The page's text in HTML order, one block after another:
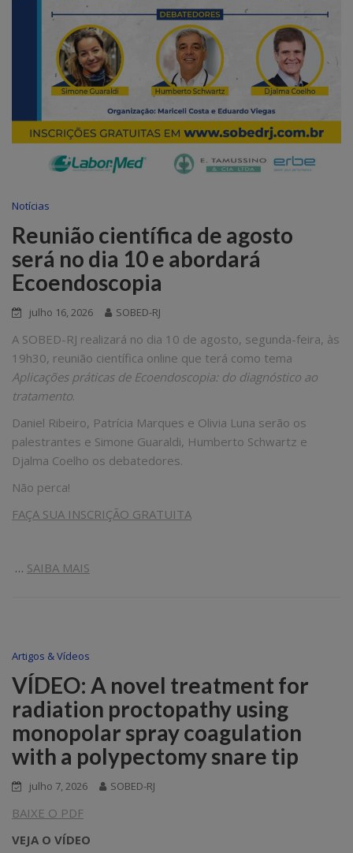
Notícias
Reunião científica de agosto
será no dia 10 e abordará
Ecoendoscopia
julho 16, 2026 SOBED-RJ
A SOBED-RJ realizará no dia 10 de agosto, segunda-feira, às
19h30, reunião científica online que terá como tema
Aplicações práticas de Ecoendoscopia: do diagnóstico ao
tratamento.
Daniel Ribeiro, Patrícia Marques e Olivia Luna serão os
palestrantes e Simone Guaraldi, Humberto Schwartz e
Djalma Coelho os debatedores.
Não perca!
FAÇA SUA INSCRIÇÃO GRATUITA
… SAIBA MAIS
Artigos & Vídeos
VÍDEO: A novel treatment for
radiation proctopathy using
monopolar spray coagulation
with a polypectomy snare tip
julho 7, 2026 SOBED-RJ
BAIXE O PDF
VEJA O VÍDEO